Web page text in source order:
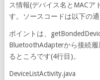
ス情報(デバイス名とMACア
す。ソースコードは以下の通
ポイントは、
BluetoothAdapterから接続
るところです(4行目)。
DeviceListActivity.java